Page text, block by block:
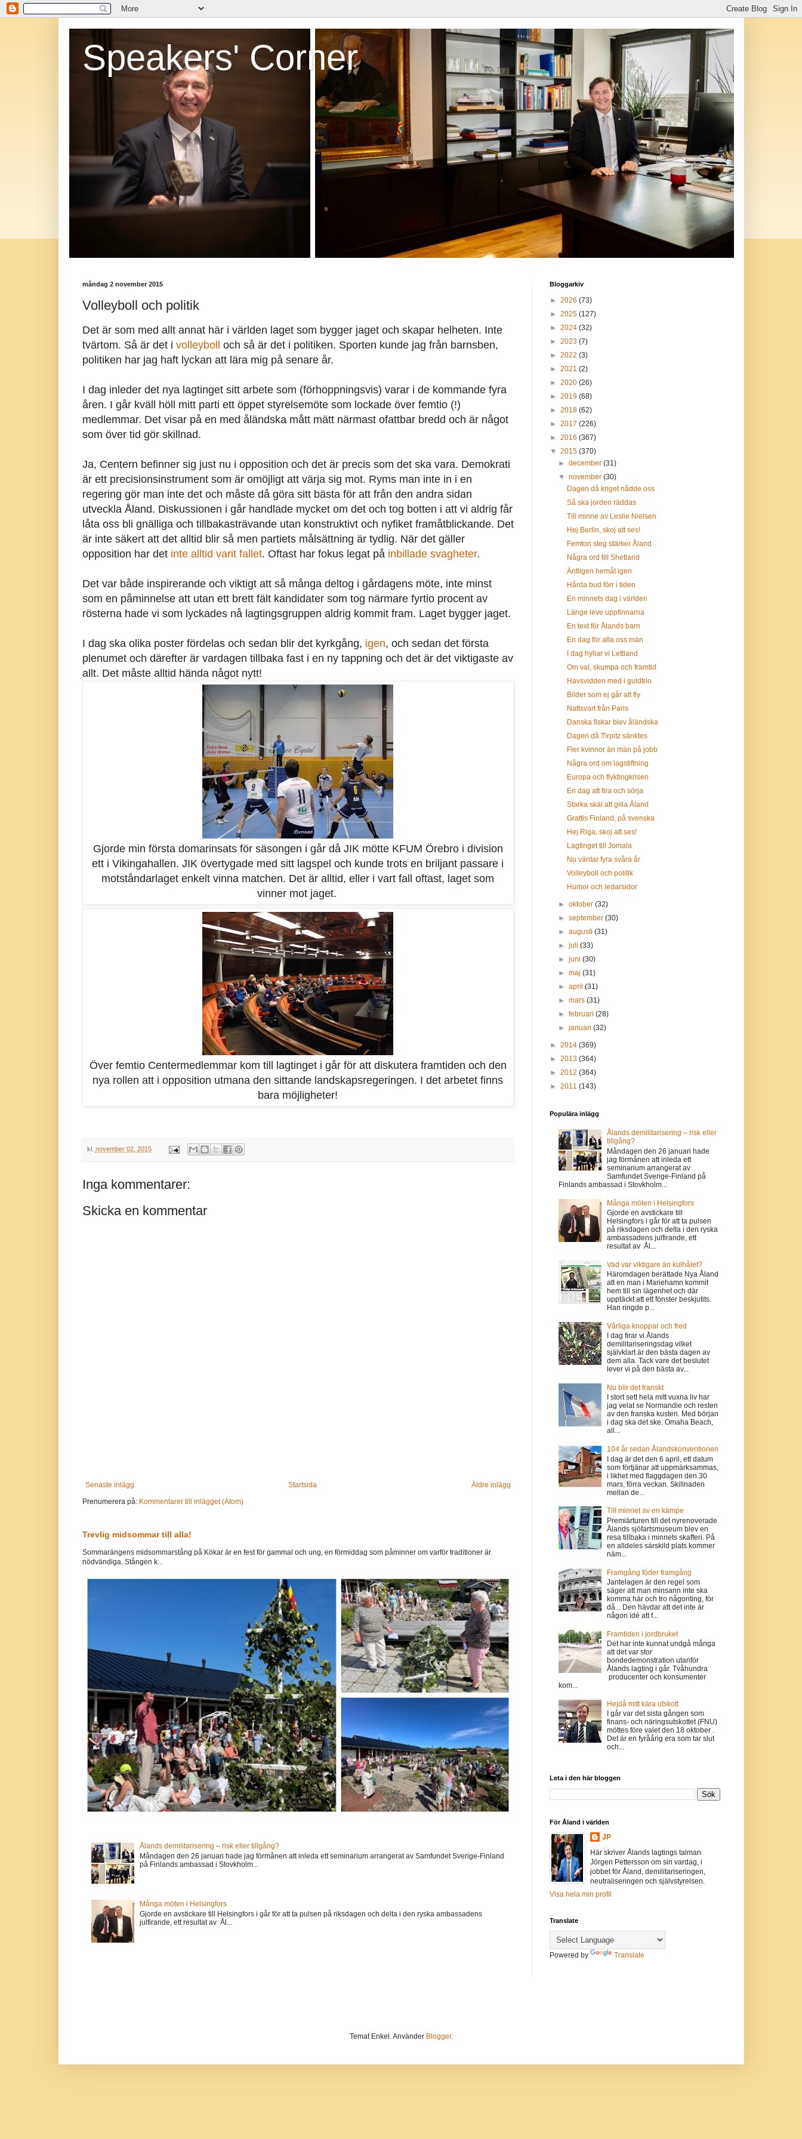
Speakers' Corner
måndag 2 november 2015
Volleyboll och politik
Det är som med allt annat här i världen laget som bygger jaget och skapar helheten. Inte
tvärtom. Så är det i volleyboll och så är det i politiken. Sporten kunde jag från barnsben,
politiken har jag haft lyckan att lära mig på senare år.
I dag inleder det nya lagtinget sitt arbete som (förhoppningsvis) varar i de kommande fyra
åren. I går kväll höll mitt parti ett öppet styrelsemöte som lockade över femtio (!)
medlemmar. Det visar på en med åländska mått mätt närmast ofattbar bredd och är något
som över tid gör skillnad.
Ja, Centern befinner sig just nu i opposition och det är precis som det ska vara. Demokrati
är ett precisionsinstrument som är omöjligt att värja sig mot. Ryms man inte in i en
regering gör man inte det och måste då göra sitt bästa för att från den andra sidan
utveckla Åland. Diskussionen i går handlade mycket om det och tog botten i att vi aldrig får
låta oss bli gnälliga och tillbakasträvande utan konstruktivt och nyfiket framåtblickande. Det
är inte säkert att det alltid blir så men partiets målsättning är tydlig. När det gäller
opposition har det inte alltid varit fallet. Oftast har fokus legat på inbillade svagheter.
Det var både inspirerande och viktigt att så många deltog i gårdagens möte, inte minst
som en påminnelse att utan ett brett fält kandidater som tog närmare fyrtio procent av
rösterna hade vi som lyckades nå lagtingsgruppen aldrig kommit fram. Laget bygger jaget.
I dag ska olika poster fördelas och sedan blir det kyrkgång, igen, och sedan det första
plenumet och därefter är vardagen tillbaka fast i en ny tappning och det är det viktigaste av
allt. Det måste alltid hända något nytt!
Gjorde min första domarinsats för säsongen i går då JIK mötte KFUM Örebro i division
ett i Vikingahallen. JIK övertygade med sitt lagspel och kunde trots en briljant passare i
motståndarlaget enkelt vinna matchen. Det är alltid, eller i vart fall oftast, laget som
vinner mot jaget.
Över femtio Centermedlemmar kom till lagtinget i går för att diskutera framtiden och den
nya rollen att i opposition utmana den sittande landskapsregeringen. I det arbetet finns
bara möjligheter!
kl. november 02, 2015
Inga kommentarer:
Skicka en kommentar
Senaste inlägg Äldre inlägg
Startsida
Prenumerera på: Kommentarer till inlägget (Atom)
Trevlig midsommar till alla!
Sommarängens midsommarstång på Kökar är en fest för gammal och ung, en förmiddag som påminner om varför traditioner är
nödvändiga. Stången k...
Ålands demilitarisering – risk eller tillgång?
Måndagen den 26 januari hade jag förmånen att inleda ett seminarium arrangerat av Samfundet Sverige-Finland
på Finlands ambassad i Stovkholm...
Många möten i Helsingfors
Gjorde en avstickare till Helsingfors i går för att ta pulsen på riksdagen och delta i den ryska ambassadens
julfirande, ett resultat av Ål...
Bloggarkiv
► 2026 (73)
► 2025 (127)
► 2024 (32)
► 2023 (7)
► 2022 (3)
► 2021 (2)
► 2020 (26)
► 2019 (68)
► 2018 (62)
► 2017 (226)
► 2016 (367)
▼ 2015 (370)
► december (31)
▼ november (30)
Dagen då kriget nådde oss
Så ska jorden räddas
Till minne av Leslie Nielsen
Hej Berlin, skoj att ses!
Femton steg stärker Åland
Några ord till Shetland
Äntligen hemåt igen
Hårda bud förr i tiden
En minnets dag i världen
Länge leve uppfinnarna
En text för Ålands barn
En dag för alla oss män
I dag hyllar vi Lettland
Om val, skumpa och framtid
Havsvidden med i guldtrio
Bilder som ej går att fly
Nattsvart från Paris
Danska fiskar blev åländska
Dagen då Tirpitz sänktes
Fler kvinnor än män på jobb
Några ord om lagstiftning
Europa och flyktingkrisen
En dag att fira och sörja
Starka skäl att gilla Åland
Grattis Finland, på svenska
Hej Riga, skoj att ses!
Lagtinget till Jomala
Nu väntar fyra svåra år
Volleyboll och politik
Humor och ledarsidor
► oktober (32)
► september (30)
► augusti (31)
► juli (33)
► juni (30)
► maj (31)
► april (31)
► mars (31)
► februari (28)
► januari (32)
► 2014 (369)
► 2013 (364)
► 2012 (364)
► 2011 (143)
Populära inlägg
Ålands demilitarisering – risk eller
tillgång?
Måndagen den 26 januari hade
jag förmånen att inleda ett
seminarium arrangerat av
Samfundet Sverige-Finland på
Finlands ambassad i Stovkholm...
Många möten i Helsingfors
Gjorde en avstickare till
Helsingfors i går för att ta pulsen
på riksdagen och delta i den ryska
ambassadens julfirande, ett
resultat av Ål...
Vad var viktigare än kulhålet?
Häromdagen berättade Nya Åland
att en man i Mariehamn kommit
hem till sin lägenhet och där
upptäckt att ett fönster beskjutits.
Han ringde p...
Vårliga knoppar och fred
I dag firar vi Ålands
demilitariseringsdag vilket
självklart är den bästa dagen av
dem alla. Tack vare det beslutet
lever vi på den bästa av...
Nu blir det franskt
I stort sett hela mitt vuxna liv har
jag velat se Normandie och resten
av den franska kusten. Med början
i dag ska det ske. Omaha Beach,
all...
104 år sedan Ålandskonventionen
I dag är det den 6 april, ett datum
som förtjänar att uppmärksammas,
i likhet med flaggdagen den 30
mars, förra veckan. Skillnaden
mellan de...
Till minnet av en kämpe
Premiärturen till det nyrenoverade
Ålands sjöfartsmuseum blev en
resa tillbaka i minnets skafferi. På
en alldeles särskild plats kommer
näm...
Framgång föder framgång
Jantelagen är den regel som
säger att man minsann inte ska
komma här och tro någonting, för
då... Den hävdar att det inte är
någon idé att f...
Framtiden i jordbruket
Det har inte kunnat undgå många
att det var stor
bondedemonstration utanför
Ålands lagting i går. Tvåhundra
producenter och konsumenter
kom...
Hejdå mitt kära utskott
I går var det sista gången som
finans- och näringsutskottet (FNU)
möttes före valet den 18 oktober .
Det är en fyråårig era som tar slut
och...
Leta i den här bloggen
För Åland i världen
JP
Här skriver Ålands lagtings talman
Jörgen Pettersson om sin vardag, i
jobbet för Åland, demilitariseringen,
neutraliseringen och självstyrelsen.
Visa hela min profil
Translate
Powered by Translate
Temat Enkel. Använder Blogger.